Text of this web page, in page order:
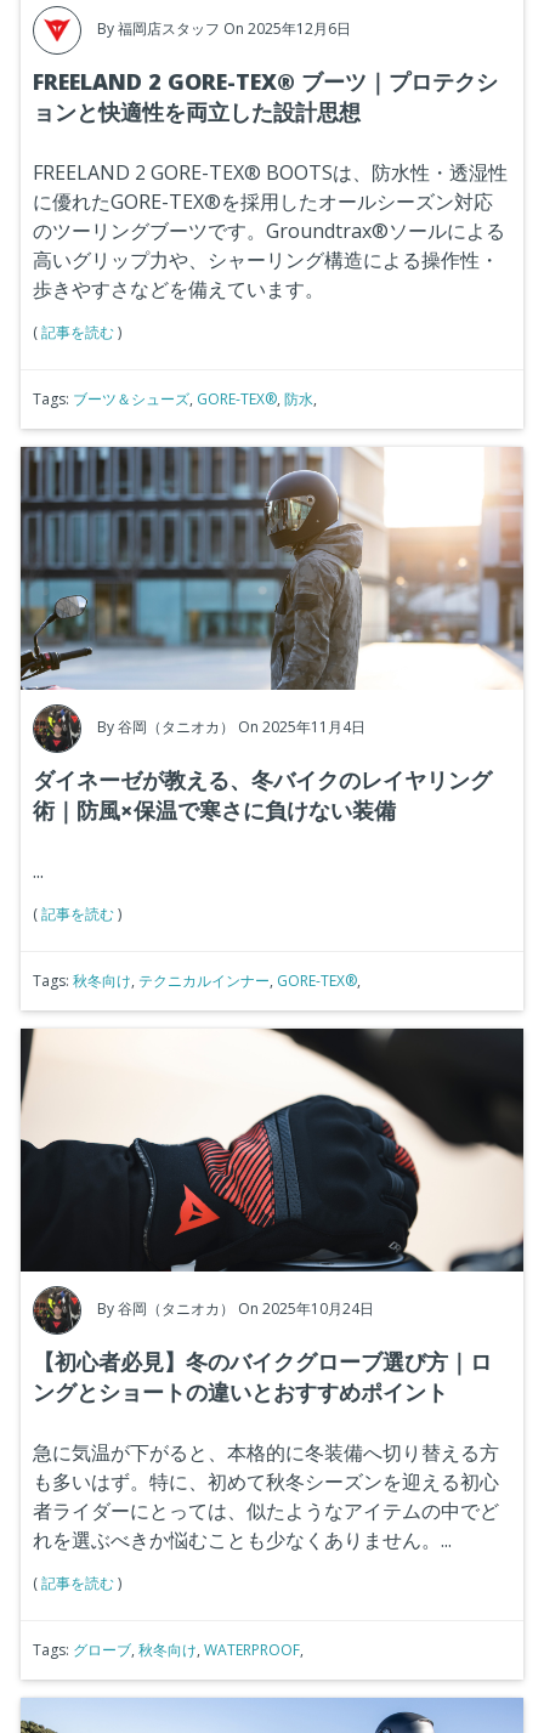
By福岡店スタッフ On 2025年12月6日
FREELAND 2 GORE-TEX® ブーツ｜プロテクシ
ョンと快適性を両立した設計思想
FREELAND 2 GORE-TEX® BOOTSは、防水性・透湿性
に優れたGORE-TEX®を採用したオールシーズン対応
のツーリングブーツです。Groundtrax®ソールによる
高いグリップ力や、シャーリング構造による操作性・
歩きやすさなどを備えています。
(記事を読む)
Tags: ブーツ＆シューズ, GORE-TEX®, 防水,
By谷岡（タニオカ） On 2025年11月4日
ダイネーゼが教える、冬バイクのレイヤリング
術｜防風×保温で寒さに負けない装備
...
(記事を読む)
Tags: 秋冬向け, テクニカルインナー, GORE-TEX®,
By谷岡（タニオカ） On 2025年10月24日
【初心者必見】冬のバイクグローブ選び方｜ロ
ングとショートの違いとおすすめポイント
急に気温が下がると、本格的に冬装備へ切り替える方
も多いはず。特に、初めて秋冬シーズンを迎える初心
者ライダーにとっては、似たようなアイテムの中でど
れを選ぶべきか悩むことも少なくありません。...
(記事を読む)
Tags: グローブ, 秋冬向け, WATERPROOF,